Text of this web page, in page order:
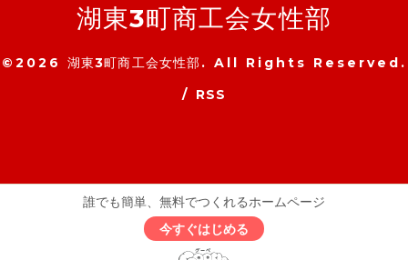
湖東3町商工会女性部
©2026 湖東3町商工会女性部. All Rights Reserved.
/ RSS
誰でも簡単、無料でつくれるホームページ
今すぐはじめる